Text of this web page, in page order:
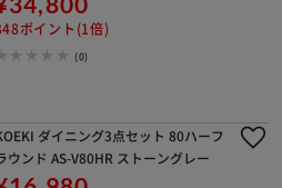
ポイント(1倍)
(0)
ダイニング3点セット 80ハーフ
ウンド AS-V80HR ストーングレー